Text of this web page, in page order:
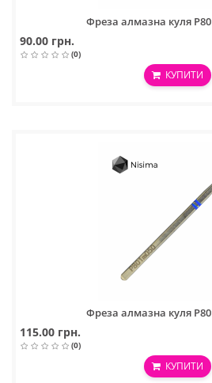
Фреза алмазна куля
90.00 грн.
(0)
КУПИТИ
Фреза алмазна куля
115.00 грн.
(0)
КУПИТИ